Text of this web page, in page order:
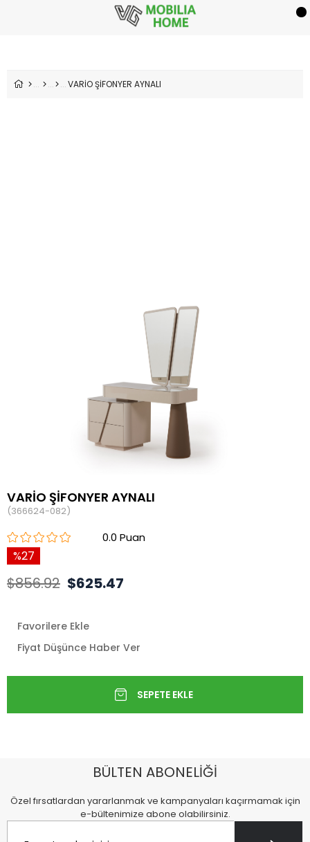
VARİO ŞİFONYER AYNALI
VARİO ŞİFONYER AYNALI
(366624-082)
0.0
27
$856.92 $625.47
Favorilere Ekle
Fiyat Düşünce Haber Ver
BÜLTEN ABONELİĞİ
Özel fırsatlardan yararlanmak ve kampanyaları kaçırmamak için
e-bültenimize abone olabilirsiniz.